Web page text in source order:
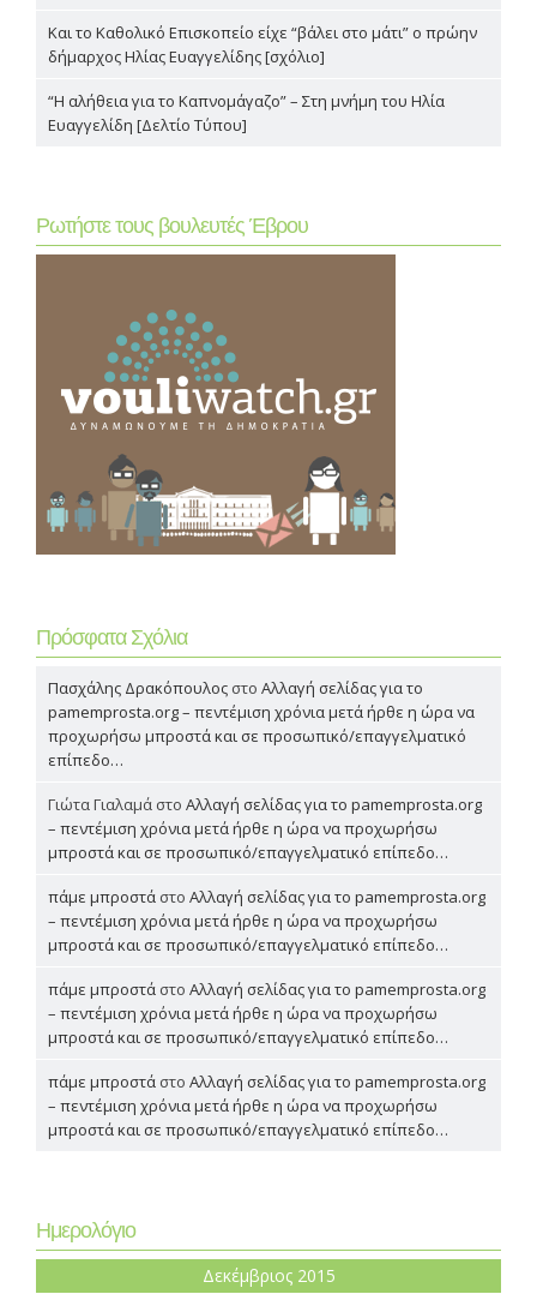
Και το Καθολικό Επισκοπείο είχε “βάλει στο μάτι” ο πρώην
δήμαρχος Ηλίας Ευαγγελίδης [σχόλιο]
“Η αλήθεια για το Καπνομάγαζο” – Στη μνήμη του Ηλία
Ευαγγελίδη [Δελτίο Τύπου]
Ρωτήστε τους βουλευτές Έβρου
Πρόσφατα Σχόλια
Πασχάλης Δρακόπουλος στο Αλλαγή σελίδας για το
pamemprosta.org – πεντέμιση χρόνια μετά ήρθε η ώρα να
προχωρήσω μπροστά και σε προσωπικό/επαγγελματικό
επίπεδο…
Γιώτα Γιαλαμά στο Αλλαγή σελίδας για το pamemprosta.org
– πεντέμιση χρόνια μετά ήρθε η ώρα να προχωρήσω
μπροστά και σε προσωπικό/επαγγελματικό επίπεδο…
πάμε μπροστά στο Αλλαγή σελίδας για το pamemprosta.org
– πεντέμιση χρόνια μετά ήρθε η ώρα να προχωρήσω
μπροστά και σε προσωπικό/επαγγελματικό επίπεδο…
πάμε μπροστά στο Αλλαγή σελίδας για το pamemprosta.org
– πεντέμιση χρόνια μετά ήρθε η ώρα να προχωρήσω
μπροστά και σε προσωπικό/επαγγελματικό επίπεδο…
πάμε μπροστά στο Αλλαγή σελίδας για το pamemprosta.org
– πεντέμιση χρόνια μετά ήρθε η ώρα να προχωρήσω
μπροστά και σε προσωπικό/επαγγελματικό επίπεδο…
Ημερολόγιο
Δεκέμβριος 2015